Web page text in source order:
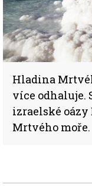
Hladina
více odhaluje.
izraelské oázy
Mrtvého moře.